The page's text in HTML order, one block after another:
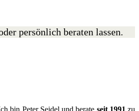
persönlich beraten lassen.
bin Peter Seidel und berate seit 1991 zu